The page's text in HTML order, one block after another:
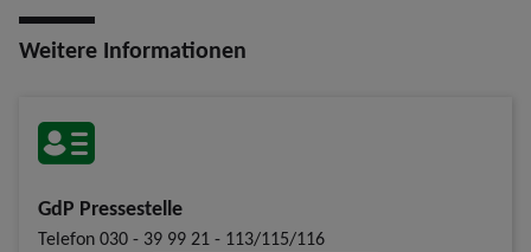
Weitere Informationen
GdP Pressestelle
Telefon 030 - 39 99 21 - 113/115/116